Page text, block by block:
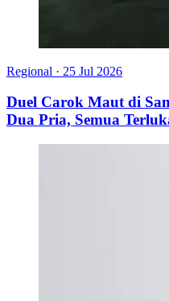
Regional · 25 Jul 2026
Duel Carok Maut di
Dua Pria, Semua